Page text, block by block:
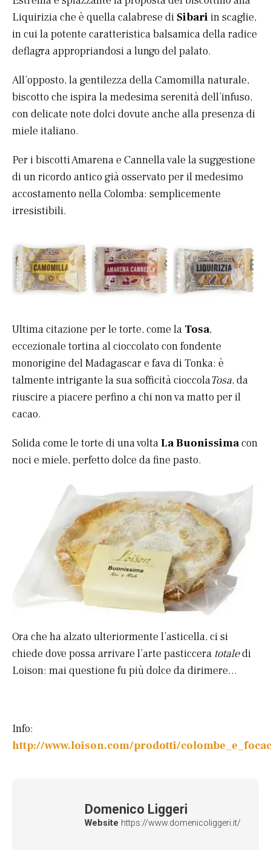
Liquirizia che è quella calabrese di Sibari in scaglie,
in cui la potente caratteristica balsamica della radice
deflagra appropriandosi a lungo del palato.
All’opposto, la gentilezza della Camomilla naturale,
biscotto che ispira la medesima serenità dell’infuso,
con delicate note dolci dovute anche alla presenza di
miele italiano.
Per i biscotti Amarena e Cannella vale la suggestione
di un ricordo antico già osservato per il medesimo
accostamento nella Colomba: semplicemente
irresistibili.
Ultima citazione per le torte, come la Tosa,
eccezionale tortina al cioccolato con fondente
monorigine del Madagascar e fava di Tonka: è
talmente intrigante la sua sofficità cioccolaTosa, da
riuscire a piacere perfino a chi non va matto per il
cacao.
Solida come le torte di una voltaLa Buonissimacon
noci e miele, perfetto dolce da fine pasto.
Ora che ha alzato ulteriormente l’asticella, ci si
chiede dove possa arrivare l’arte pasticcera totaledi
Loison: mai questione fu più dolce da dirimere…
Info:
http://www.loison.com/prodotti/
Domenico Liggeri
Website https://www.domenicoliggeri.it/